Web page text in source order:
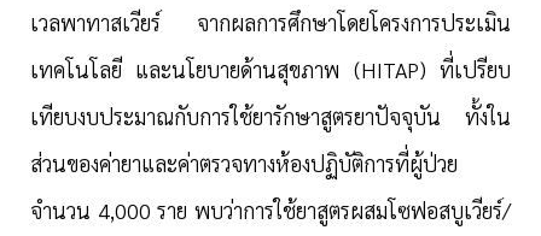
เวลพาทาสเวียร์ จากผลการศึกษาโดยโครงการประเมิน
เทคโนโลยี และนโยบายด้านสุขภาพ (HITAP)ที่เปรียบ
เทียบงบประมาณกับการใช้ยารักษาสูตรยาปัจจุบัน ทั้งใน
ส่วนของค่ายาและค่าตรวจทางห้องปฏิบัติการที่ผู้ป่วย
จำนวน 4,000 ราย พบว่าการใช้ยาสูตรผสมโซฟอสบูเวียร์/